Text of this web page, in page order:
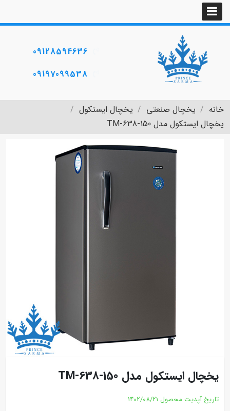
09128594636
09197099538
خانه یخچال صنعتی
یخچال ایستکول
یخچال ایستکول مدل TM-638-150
یخچال ایستکول مدل TM-638-150
تاریخ آپدیت محصول 1402/08/21